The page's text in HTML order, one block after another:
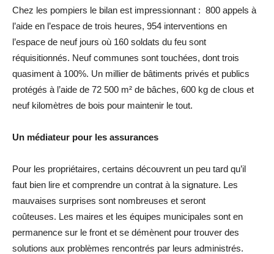
Chez les pompiers le bilan est impressionnant : 800 appels à
l’aide en l’espace de trois heures, 954 interventions en
l’espace de neuf jours où 160 soldats du feu sont
réquisitionnés. Neuf communes sont touchées, dont trois
quasiment à 100%. Un millier de bâtiments privés et publics
protégés à l’aide de 72 500 m² de bâches, 600 kg de clous et
neuf kilomètres de bois pour maintenir le tout.
Un médiateur pour les assurances
Pour les propriétaires, certains découvrent un peu tard qu’il
faut bien lire et comprendre un contrat à la signature. Les
mauvaises surprises sont nombreuses et seront
coûteuses. Les maires et les équipes municipales sont en
permanence sur le front et se démènent pour trouver des
solutions aux problèmes rencontrés par leurs administrés.